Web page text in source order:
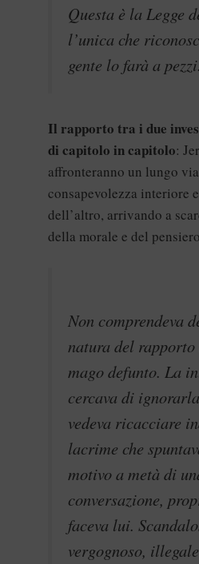
Questa è la Legge
l’unica che
gente lo farà a
Il rapporto tra i due
di capitolo in capitolo:
affronteranno un lungo
consapevolezza interiore
dell’altro, arrivando a
della morale e del
Non comprendeva
natura del
mago defunto. La
cercava di
vedeva ricacciare
lacrime che
motivo a metà di
conversazione,
faceva lui.
vergognoso,